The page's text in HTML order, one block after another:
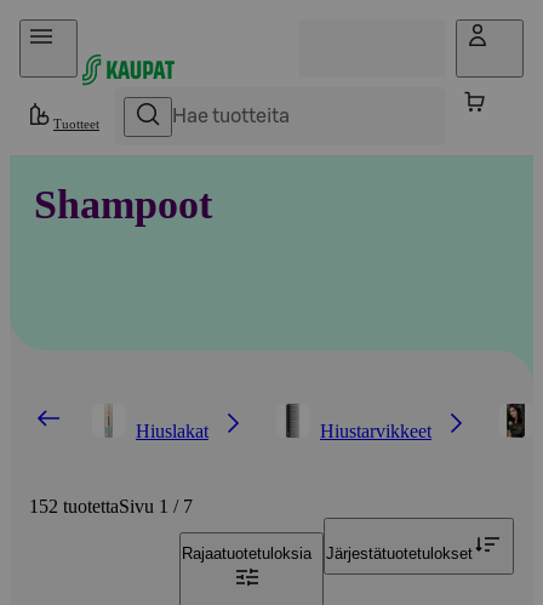
Hyppää sisältöön
Tuotteet
Shampoot
Hiuslakat Hiustarvikkeet
152 tuotettaSivu 1 / 7
Rajaatuotetuloksia Järjestätuotetulokset